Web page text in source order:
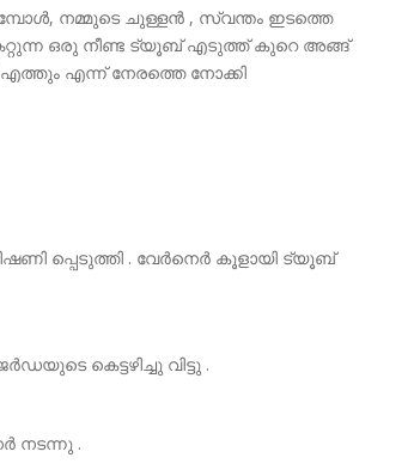
നമ്മുടെ ചുള്ളൻ , സ്വന്തം ഇടത്തെ
ഒരു നീണ്ട ട്യൂബ് എടുത്ത് കുറെ അങ്ങ്
എത്തും എന്ന് നേരത്തെ നോക്കി
പ്പെടുത്തി . വേർനെർ കൂളായി ട്യൂബ്
കെട്ടഴിച്ചു വിട്ടു .
നടന്നു .